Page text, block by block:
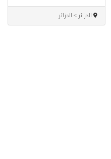
الجزائر > الجزائر